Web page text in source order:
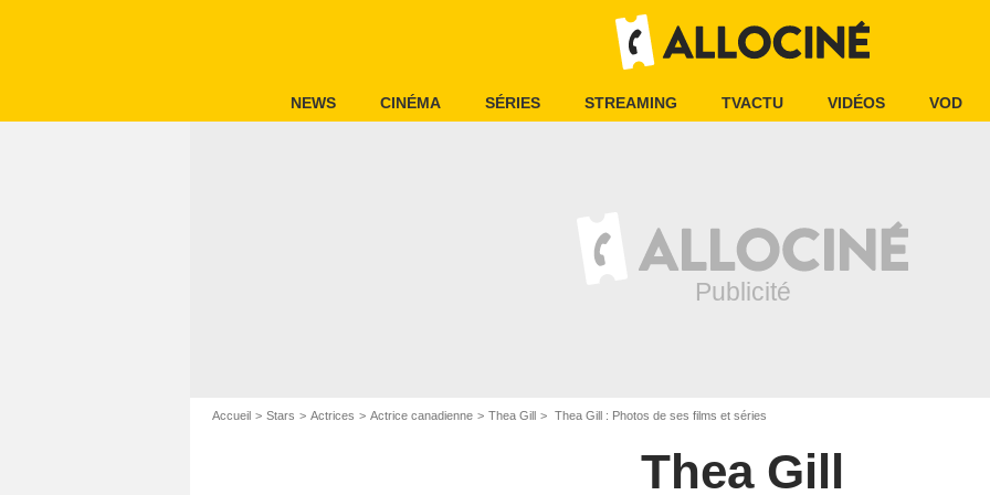
NEWS CINÉMA SÉRIES STREAMING TVACTU VIDÉOS VOD
Accueil Stars Actrices Actrice canadienne Thea Gill Thea Gill : Photos de ses films et séries
Thea Gill